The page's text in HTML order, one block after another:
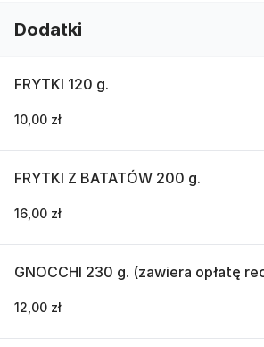
Dodatki
FRYTKI 120 g.
10,00 zł
FRYTKI Z BATATÓW 200 g.
16,00 zł
GNOCCHI 230 g. (zawiera opłatę
12,00 zł